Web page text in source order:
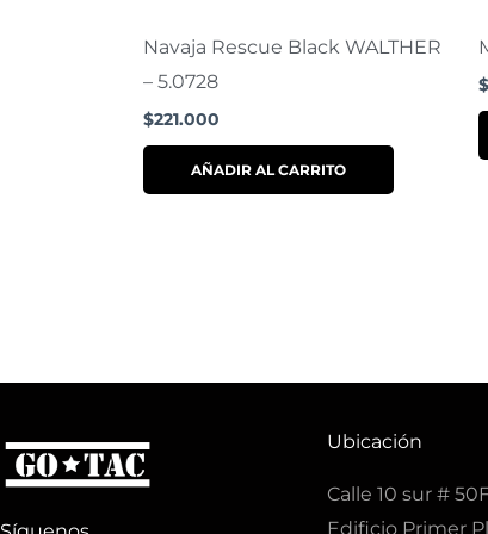
Navaja Rescue Black WALTHER
– 5.0728
$221.000
AÑADIR AL CARRITO
$
Ubicación
Calle 10 sur #
Edificio Primer